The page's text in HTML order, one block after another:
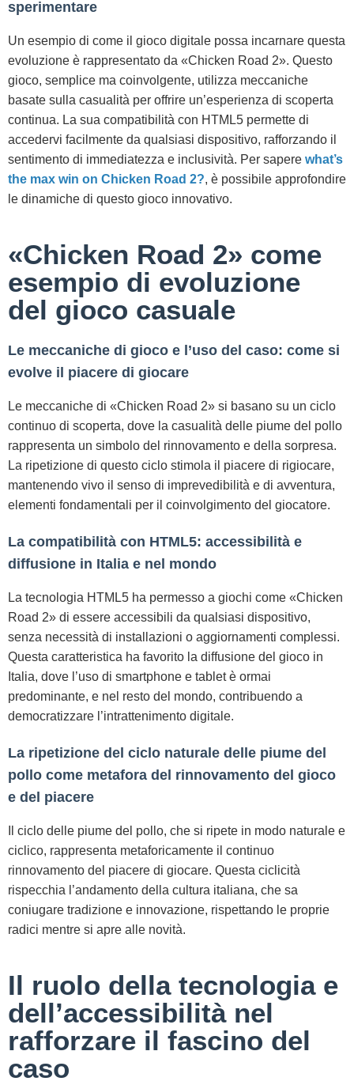
sperimentare
Un esempio di come il gioco digitale possa incarnare questa
evoluzione è rappresentato da «Chicken Road 2». Questo
gioco, semplice ma coinvolgente, utilizza meccaniche
basate sulla casualità per offrire un’esperienza di scoperta
continua. La sua compatibilità con HTML5 permette di
accedervi facilmente da qualsiasi dispositivo, rafforzando il
sentimento di immediatezza e inclusività. Per sapere what’s
the max win on Chicken Road 2?, è possibile approfondire
le dinamiche di questo gioco innovativo.
«Chicken Road 2» come
esempio di evoluzione
del gioco casuale
Le meccaniche di gioco e l’uso del caso: come si
evolve il piacere di giocare
Le meccaniche di «Chicken Road 2» si basano su un ciclo
continuo di scoperta, dove la casualità delle piume del pollo
rappresenta un simbolo del rinnovamento e della sorpresa.
La ripetizione di questo ciclo stimola il piacere di rigiocare,
mantenendo vivo il senso di imprevedibilità e di avventura,
elementi fondamentali per il coinvolgimento del giocatore.
La compatibilità con HTML5: accessibilità e
diffusione in Italia e nel mondo
La tecnologia HTML5 ha permesso a giochi come «Chicken
Road 2» di essere accessibili da qualsiasi dispositivo,
senza necessità di installazioni o aggiornamenti complessi.
Questa caratteristica ha favorito la diffusione del gioco in
Italia, dove l’uso di smartphone e tablet è ormai
predominante, e nel resto del mondo, contribuendo a
democratizzare l’intrattenimento digitale.
La ripetizione del ciclo naturale delle piume del
pollo come metafora del rinnovamento del gioco
e del piacere
Il ciclo delle piume del pollo, che si ripete in modo naturale e
ciclico, rappresenta metaforicamente il continuo
rinnovamento del piacere di giocare. Questa ciclicità
rispecchia l’andamento della cultura italiana, che sa
coniugare tradizione e innovazione, rispettando le proprie
radici mentre si apre alle novità.
Il ruolo della tecnologia e
dell’accessibilità nel
rafforzare il fascino del
caso